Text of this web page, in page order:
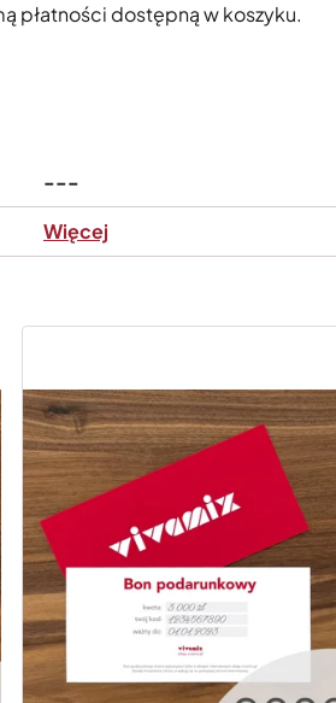
płatności dostępną w koszyku.
---
Więcej